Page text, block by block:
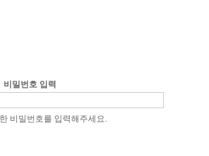
비밀번호 입력
비밀번호를 입력해주세요.